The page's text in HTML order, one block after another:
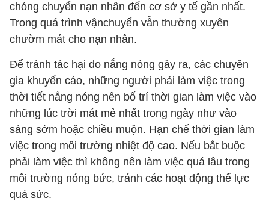
chóng chuyển nạn nhân đến cơ sở y tế gần nhất.
Trong quá trình vậnchuyển vẫn thường xuyên
chườm mát cho nạn nhân.
Để tránh tác hại do nắng nóng gây ra, các chuyên
gia khuyến cáo, những người phải làm việc trong
thời tiết nắng nóng nên bố trí thời gian làm việc vào
những lúc trời mát mẻ nhất trong ngày như vào
sáng sớm hoặc chiều muộn. Hạn chế thời gian làm
việc trong môi trường nhiệt độ cao. Nếu bắt buộc
phải làm việc thì không nên làm việc quá lâu trong
môi trường nóng bức, tránh các hoạt động thể lực
quá sức.